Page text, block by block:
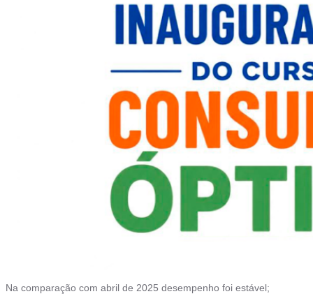
Na comparação com abril de 2025 desempenho foi estável;